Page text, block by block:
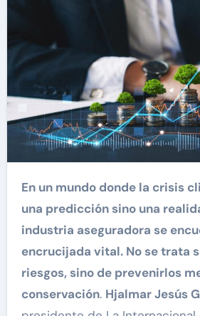
En un mundo donde la crisis climática ya no es
una predicción sino una
industria aseguradora se
encrucijada vital. No se trata
riesgos, sino de prevenirlos
conservación. Hjalmar Jesús